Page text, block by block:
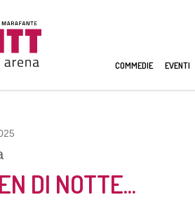
COMMEDIE EVENTI
DI NOTTE...